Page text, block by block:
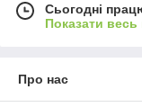
Сьогодні
Показати весь
Про нас